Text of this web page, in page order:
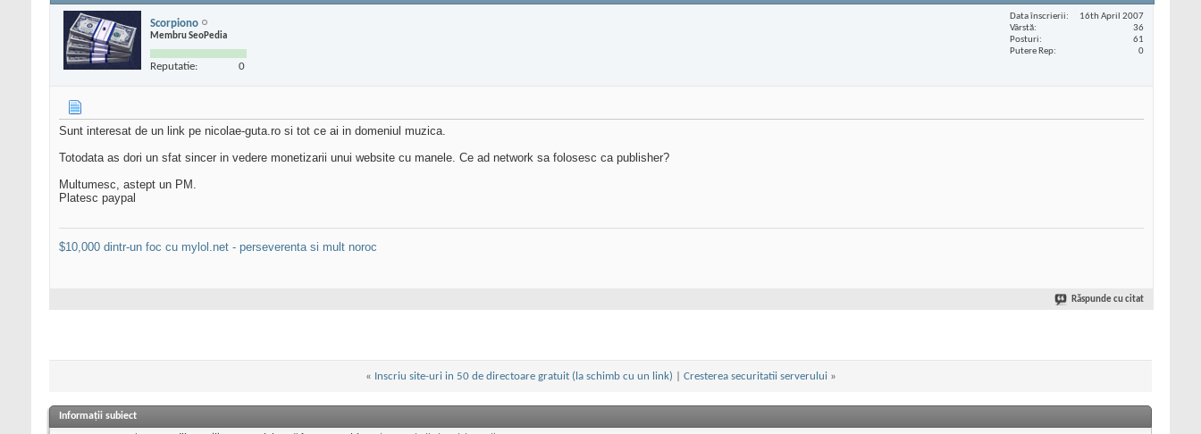
Scorpiono
Membru SeoPedia
Reputatie: 0
Data înscrierii
16th April 2007
Vârstă
36
Posturi
61
Putere Rep
0
Sunt interesat de un link pe nicolae-guta.ro si tot ce ai in domeniul muzica.
Totodata as dori un sfat sincer in vedere monetizarii unui website cu manele. Ce ad network sa folosesc ca publisher?
Multumesc, astept un PM.
Platesc paypal
$10,000 dintr-un foc cu mylol.net - perseverenta si mult noroc
Răspunde cu citat
« Inscriu site-uri in 50 de directoare gratuit (la schimb cu un link) Cresterea securitatii serverului »
Informații subiect